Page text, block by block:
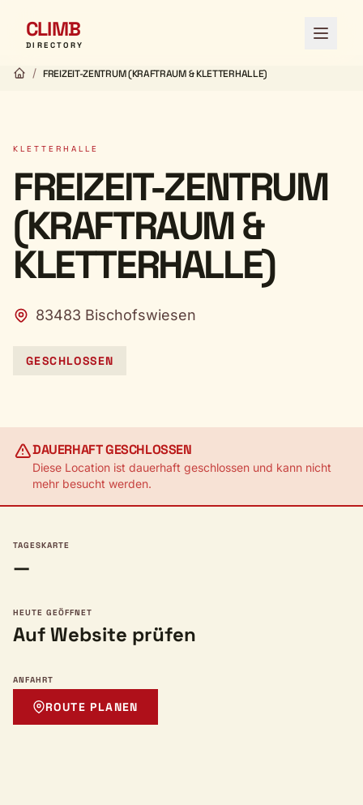
CLIMB
DIRECTORY Menü
/ FREIZEIT-ZENTRUM (KRAFTRAUM & KLETTERHALLE)
KLETTERHALLE
FREIZEIT-ZENTRUM
(KRAFTRAUM &
KLETTERHALLE)
83483 Bischofswiesen
GESCHLOSSEN
DAUERHAFT GESCHLOSSEN
Diese Location ist dauerhaft geschlossen und kann nicht
mehr besucht werden.
TAGESKARTE
—
HEUTE GEÖFFNET
Auf Website prüfen
ANFAHRT
ROUTE PLANEN